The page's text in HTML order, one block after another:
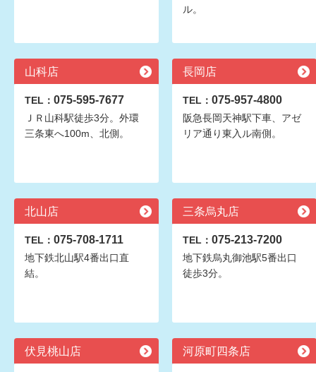
ル。
山科店
TEL： 075-595-7677
ＪＲ山科駅徒歩3分。外環
三条東へ100m、北側。
長岡店
TEL： 075-957-4800
阪急長岡天神駅下車、アゼ
リア通り東入ル南側。
北山店
TEL： 075-708-1711
地下鉄北山駅4番出口直
結。
三条烏丸店
TEL： 075-213-7200
地下鉄烏丸御池駅5番出口
徒歩3分。
伏見桃山店 河原町四条店